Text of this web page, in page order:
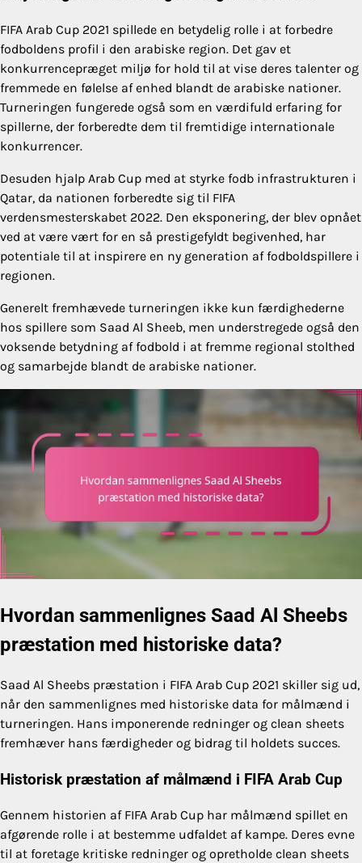
FIFA Arab Cup 2021 spillede en betydelig rolle i at forbedre
fodboldens profil i den arabiske region. Det gav et
konkurrencepræget miljø for hold til at vise deres talenter og
fremmede en følelse af enhed blandt de arabiske nationer.
Turneringen fungerede også som en værdifuld erfaring for
spillerne, der forberedte dem til fremtidige internationale
konkurrencer.
Desuden hjalp Arab Cup med at styrke fodb infrastrukturen i
Qatar, da nationen forberedte sig til FIFA
verdensmesterskabet 2022. Den eksponering, der blev opnået
ved at være vært for en så prestigefyldt begivenhed, har
potentiale til at inspirere en ny generation af fodboldspillere i
regionen.
Generelt fremhævede turneringen ikke kun færdighederne
hos spillere som Saad Al Sheeb, men understregede også den
voksende betydning af fodbold i at fremme regional stolthed
og samarbejde blandt de arabiske nationer.
Hvordan sammenlignes Saad Al Sheebs
præstation med historiske data?
Saad Al Sheebs præstation i FIFA Arab Cup 2021 skiller sig ud,
når den sammenlignes med historiske data for målmænd i
turneringen. Hans imponerende redninger og clean sheets
fremhæver hans færdigheder og bidrag til holdets succes.
Historisk præstation af målmænd i FIFA Arab Cup
Gennem historien af FIFA Arab Cup har målmænd spillet en
afgørende rolle i at bestemme udfaldet af kampe. Deres evne
til at foretage kritiske redninger og opretholde clean sheets